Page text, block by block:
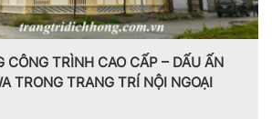
CÔNG TRÌNH CAO CẤP – DẤU ẤN
TRONG TRANG TRÍ NỘI NGOẠI